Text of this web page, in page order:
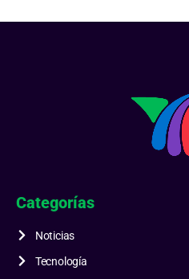
Categorías
Noticias
Tecnología